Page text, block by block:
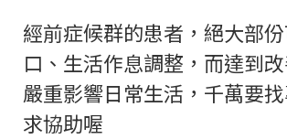
經前症候群的患者，絕大部
口、生活作息調整，而達到
嚴重影響日常生活，千萬要
求協助喔